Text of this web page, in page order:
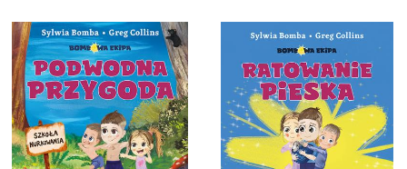
Ilość stron: 28 stron
Oprawa: Twarda
Format: 210 x 210 mm
KOD CN: 4901 99 00